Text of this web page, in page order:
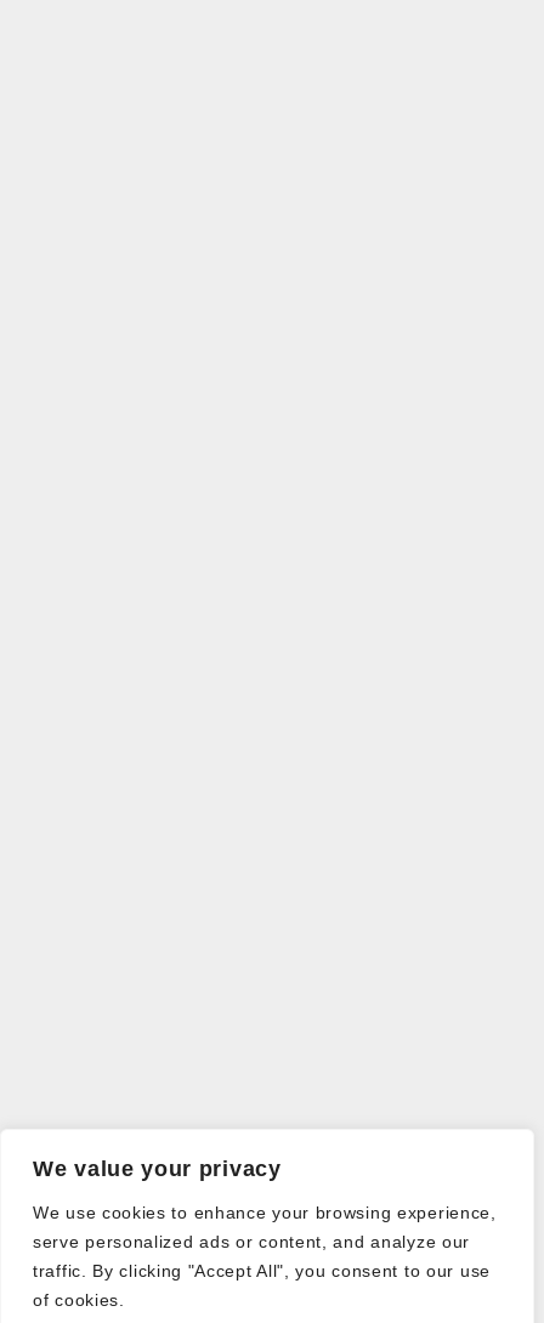
We value your privacy
We use cookies to enhance your browsing experience,
serve personalized ads or content, and analyze our
traffic. By clicking "Accept All", you consent to our use
of cookies.